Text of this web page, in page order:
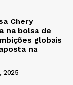
Chery
na bolsa de
globais
na
2025